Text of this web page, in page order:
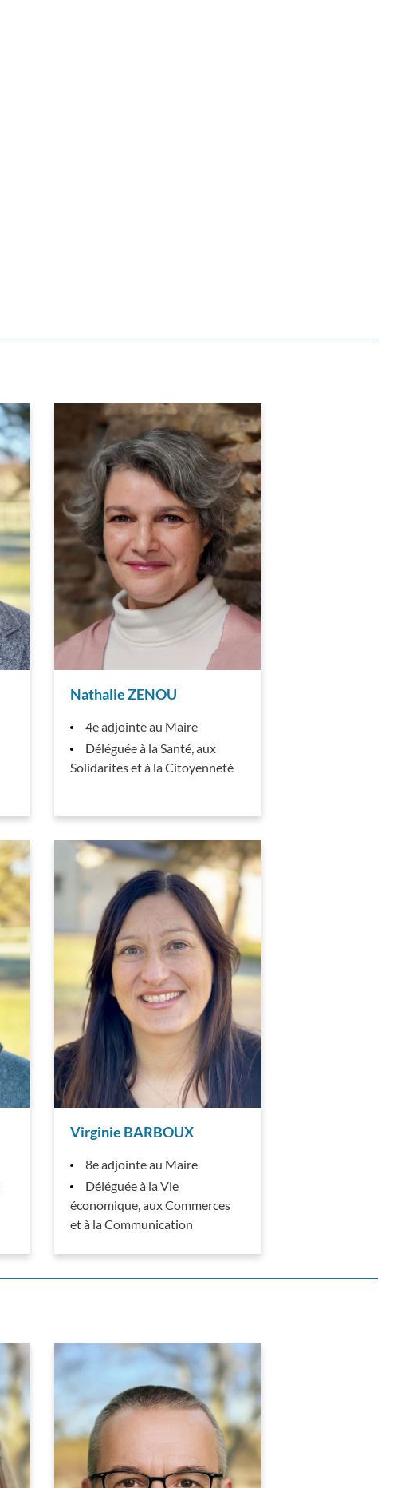
Nathalie ZENOU
4e adjointe au Maire
Déléguée à la Santé, aux
Solidarités et à la Citoyenneté
Virginie BARBOUX
8e adjointe au Maire
Déléguée à la Vie
économique, aux Commerces
et à la Communication